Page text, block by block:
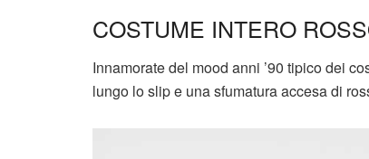
COSTUME INTERO
Innamorate del mood anni ’90 tipico dei
lungo lo slip e una sfumatura accesa di